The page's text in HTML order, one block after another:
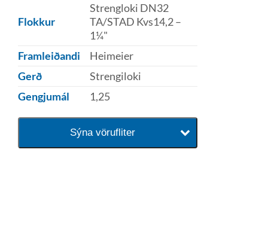
Flokkur
Strengloki DN32
TA/STAD Kvs14,2 –
1¼"
Framleiðandi
Heimeier
Gerð
Strengiloki
Gengjumál
1,25
Sýna vörufliter